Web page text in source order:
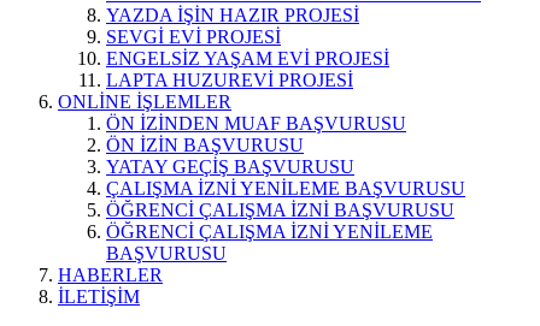
YAZDA İŞİN HAZIR PROJESİ
SEVGİ EVİ PROJESİ
ENGELSİZ YAŞAM EVİ PROJESİ
LAPTA HUZUREVİ PROJESİ
ONLİNE İŞLEMLER
ÖN İZİNDEN MUAF BAŞVURUSU
ÖN İZİN BAŞVURUSU
YATAY GEÇİŞ BAŞVURUSU
ÇALIŞMA İZNİ YENİLEME BAŞVURUSU
ÖĞRENCİ ÇALIŞMA İZNİ BAŞVURUSU
ÖĞRENCİ ÇALIŞMA İZNİ YENİLEME
BAŞVURUSU
HABERLER
İLETİŞİM